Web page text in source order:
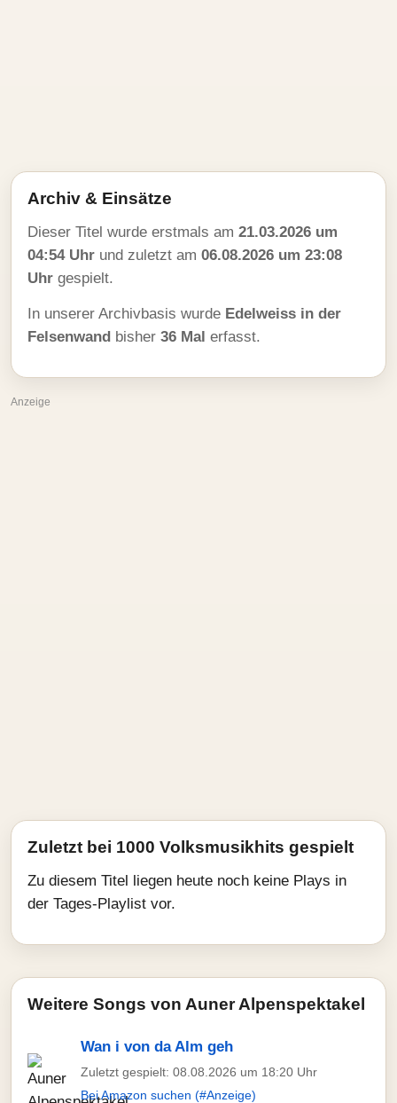
Archiv & Einsätze
Dieser Titel wurde erstmals am 21.03.2026 um
04:54 Uhr und zuletzt am 06.08.2026 um 23:08
Uhr gespielt.
In unserer Archivbasis wurde Edelweiss in der
Felsenwand bisher 36 Mal erfasst.
Anzeige
Zuletzt bei 1000 Volksmusikhits gespielt
Zu diesem Titel liegen heute noch keine Plays in
der Tages-Playlist vor.
Weitere Songs von Auner Alpenspektakel
Wan i von da Alm geh
Zuletzt gespielt: 08.08.2026 um 18:20 Uhr
Bei Amazon suchen (#Anzeige)